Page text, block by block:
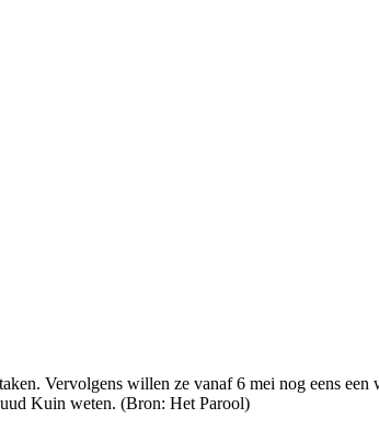
Vervolgens willen ze vanaf 6 mei nog eens
Kuin weten. (Bron: Het Parool)